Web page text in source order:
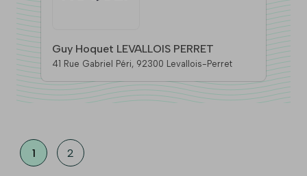
Guy Hoquet LEVALLOIS PERRET
41 Rue Gabriel Péri, 92300 Levallois-Perret
1 2